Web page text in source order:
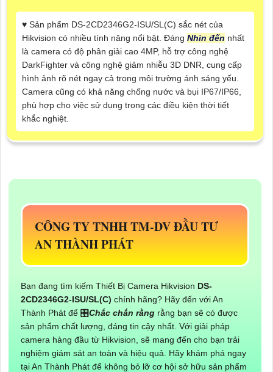
♥️ Sản phẩm DS-2CD2346G2-ISU/SL(C) sắc nét của
Hikvision có nhiều tính năng nổi bật. Đáng Nhìn đến nhất
là camera có độ phân giải cao 4MP, hỗ trợ công nghệ
DarkFighter và công nghệ giảm nhiễu 3D DNR, cung cấp
hình ảnh rõ nét ngay cả trong môi trường ánh sáng yếu.
Camera cũng có khả năng chống nước và bụi IP67/IP66,
phù hợp cho việc sử dụng trong các điều kiện thời tiết
khắc nghiệt.
CÔNG TY TNHH TM-DV ĐẦU TƯ
AN THÀNH PHÁT
Bạn đang tìm kiếm Thiết Bị Camera Hikvision DS-
2CD2346G2-ISU/SL(C) chính hãng? Hãy đến với An
Thành Phát để 🎛Chắc chắn rằng rằng bạn sẽ có được
sản phẩm chất lượng, đáng tin cậy nhất. Với giải pháp
camera hàng đầu từ Hikvision, sẽ mang đến cho bạn trải
nghiệm giám sát an toàn và hiệu quả. Hãy khám phá ngay
tại An Thành Phát để không bỏ lỡ cơ hội sở hữu sản phẩm